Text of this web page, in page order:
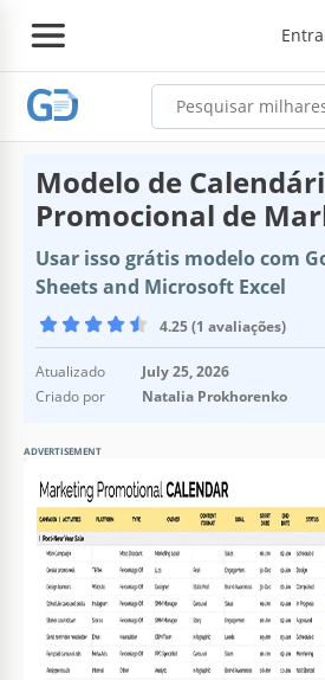
Modelo de
Promocional de
Usar isso grátis modelo com
Sheets and Microsoft Excel
4.25 (1 avaliações)
Atualizado
July 25, 2026
Criado por
Natalia Prokhorenko
ADVERTISEMENT